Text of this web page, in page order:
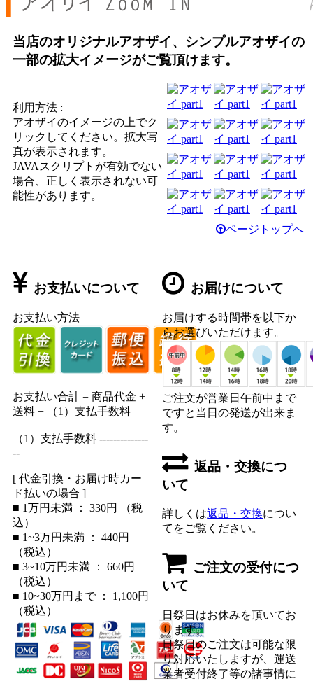
当店のオリジナルアオザイ、シンプルアオザイの
一部の拡大イメージがご覧頂けます。
利用方法 :
アオザイのイメージの上でク
リックしてください。拡大写
真が表示されます。
JAVAスクリプトが有効でない
場合、正しく表示されない可
能性があります。
ページトップへ
お支払いについて
お支払い方法
お支払い合計 = 商品代金 +
送料 + （1）支払手数料
（1）支払手数料 --------------
--
[ 代金引換・お届け時カー
ド払いの場合 ]
■ 1万円未満 ： 330円 （税
込）
■ 1~3万円未満 ： 440円
（税込）
■ 3~10万円未満 ： 660円
（税込）
■ 10~30万円まで ： 1,100円
（税込）
お届けについて
お届けする時間帯を以下か
らお選びいただけます。
ご注文が営業日午前中まで
ですと当日の発送が出来ま
す。
返品・交換につ
いて
詳しくは返品・交換につい
てをご覧ください。
ご注文の受付につ
いて
日祭日はお休みを頂いてお
ります。
日祭日のご注文は可能な限
り対応いたしますが、運送
業者受付終了等の諸事情に